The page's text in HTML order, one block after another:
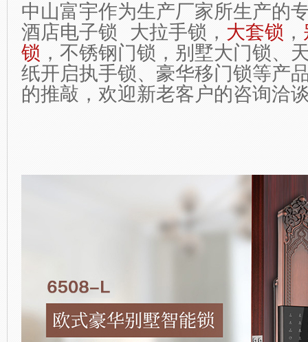
中山富宇作为生产厂家所生产的
酒店电子锁
大拉手锁， 大套锁 ，
锁 ，不锈钢门锁，别墅大门锁、
纸开启执手锁、豪华移门锁等产
的推敲，欢迎新老客户的咨询洽